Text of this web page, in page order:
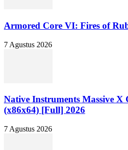
Armored Core VI: Fires of
7 Agustus 2026
Native Instruments Massive X
(x86x64) [Full] 2026
7 Agustus 2026